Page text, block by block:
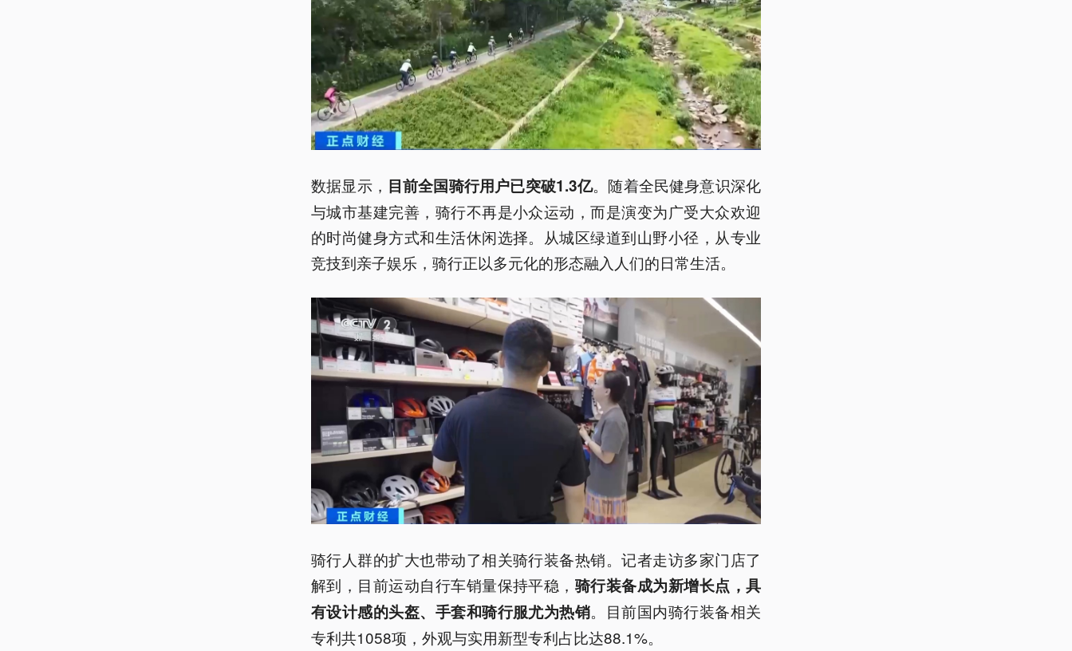
数据显示， 目前全国骑行用户已突破1.3亿。随着全民健身意识深化
与城市基建完善，骑行不再是小众运动，而是演变为广受大众欢迎
的时尚健身方式和生活休闲选择。从城区绿道到山野小径，从专业
竞技到亲子娱乐，骑行正以多元化的形态融入人们的日常生活。
骑行人群的扩大也带动了相关骑行装备热销。记者走访多家门店了
解到，目前运动自行车销量保持平稳， 骑行装备成为新增长点，具
有设计感的头盔、手套和骑行服尤为热销。目前国内骑行装备相关
专利共1058项，外观与实用新型专利占比达88.1%。